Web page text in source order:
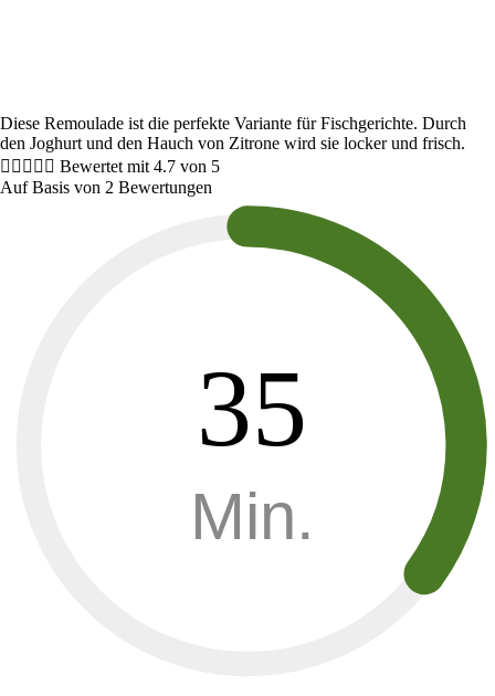
Diese Remoulade ist die perfekte Variante für Fischgerichte. Durch
den Joghurt und den Hauch von Zitrone wird sie locker und frisch.
     Bewertet mit 4.7 von 5
Auf Basis von 2 Bewertungen
35
Min.